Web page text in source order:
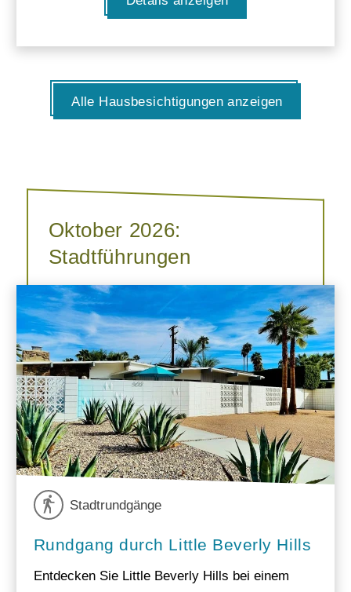
Alle Hausbesichtigungen anzeigen
Oktober 2026:
Stadtführungen
Stadtrundgänge
Rundgang durch Little Beverly Hills
Entdecken Sie Little Beverly Hills bei einem